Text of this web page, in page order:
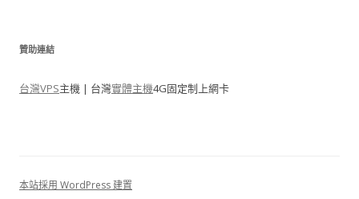
贊助連結
台灣VPS主機 | 台灣實體主機4G固定制上網卡
本站採用 WordPress 建置